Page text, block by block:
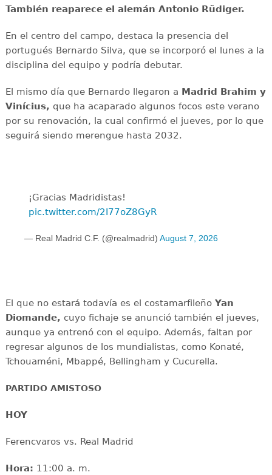
También reaparece el alemán Antonio Rüdiger.
En el centro del campo, destaca la presencia del
portugués Bernardo Silva, que se incorporó el lunes a la
disciplina del equipo y podría debutar.
El mismo día que Bernardo llegaron a Madrid Brahim y
Vinícius, que ha acaparado algunos focos este verano
por su renovación, la cual confirmó el jueves, por lo que
seguirá siendo merengue hasta 2032.
¡Gracias Madridistas!
pic.twitter.com/2I77oZ8GyR
— Real Madrid C.F. (@realmadrid) August 7, 2026
El que no estará todavía es el costamarfileño Yan
Diomande, cuyo fichaje se anunció también el jueves,
aunque ya entrenó con el equipo. Además, faltan por
regresar algunos de los mundialistas, como Konaté,
Tchouaméni, Mbappé, Bellingham y Cucurella.
PARTIDO AMISTOSO
HOY
Ferencvaros vs. Real Madrid
Hora: 11:00 a. m.